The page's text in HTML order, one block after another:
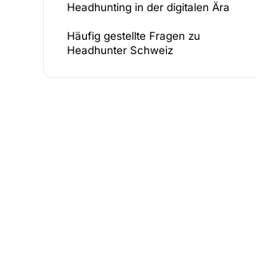
Headhunting in der digitalen Ära
Häufig gestellte Fragen zu
Headhunter Schweiz